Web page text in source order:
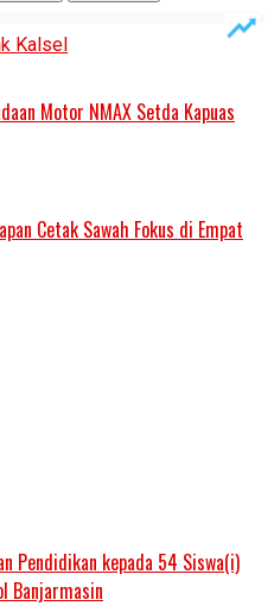
Kalsel
Motor NMAX Setda Kapuas
Cetak Sawah Fokus di Empat
Pendidikan kepada 54 Siswa(i)
Banjarmasin